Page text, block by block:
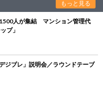
もっと見る
1500人が集結 マンション管理代
プ」
ブレ」説明会／ラウンドテーブ